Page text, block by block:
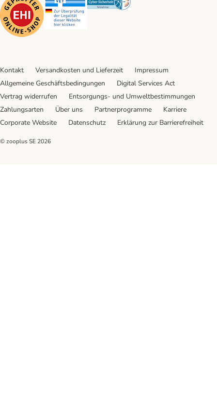
Kontakt Versandkosten und Lieferzeit
Impressum
Allgemeine Geschäftsbedingungen
Digital Services Act
Vertrag widerrufen
Entsorgungs- und Umweltbestimmungen
Zahlungsarten
Über uns Partnerprogramme
Karriere
Corporate Website
Datenschutz Erklärung zur Barrierefreiheit
© zooplus SE 2026